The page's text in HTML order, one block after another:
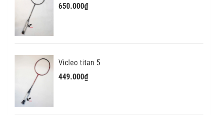
650.000₫
Vicleo titan 5
449.000₫